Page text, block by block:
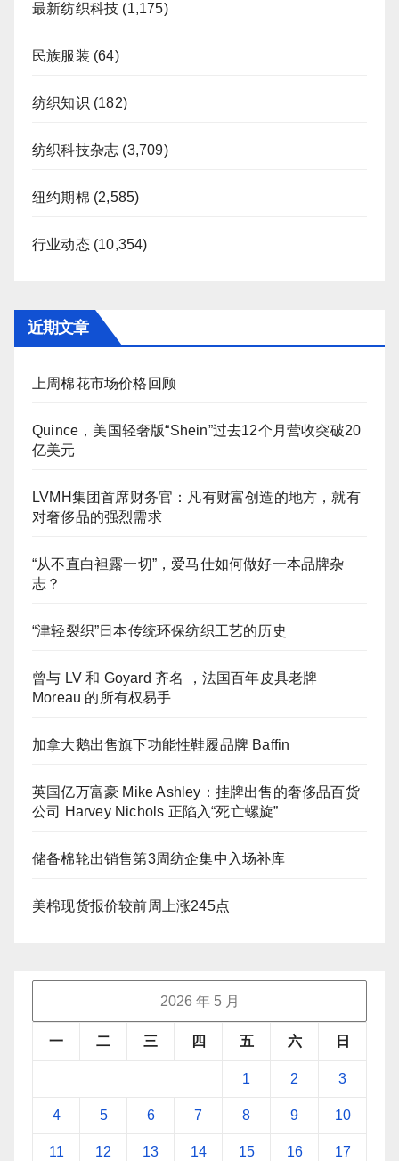
最新纺织科技 (1,175)
民族服装 (64)
纺织知识 (182)
纺织科技杂志 (3,709)
纽约期棉 (2,585)
行业动态(10,354)
近期文章
上周棉花市场价格回顾
Quince，美国轻奢版“Shein”过去12个月营收突破20
亿美元
LVMH集团首席财务官：凡有财富创造的地方，就有
对奢侈品的强烈需求
“从不直白袒露一切”，爱马仕如何做好一本品牌杂
志？
“津轻裂织”日本传统环保纺织工艺的历史
曾与 LV 和 Goyard 齐名 ，法国百年皮具老牌
Moreau 的所有权易手
加拿大鹅出售旗下功能性鞋履品牌 Baffin
英国亿万富豪 Mike Ashley：挂牌出售的奢侈品百货
公司 Harvey Nichols 正陷入“死亡螺旋”
储备棉轮出销售第3周纺企集中入场补库
美棉现货报价较前周上涨245点
2026 年 5 月
一 二 三 四 五 六 日
1 2 3
4 5 6 7 8 9 10
11 12 13 14 15 16 17